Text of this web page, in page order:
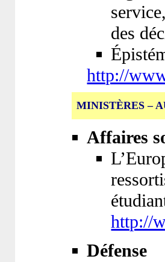
des
http://
MINISTÈRES –
Affaires
http://
Défense